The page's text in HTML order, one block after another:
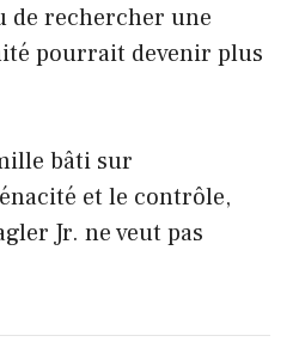
de rechercher une
pourrait devenir plus
bâti sur
et le contrôle,
Jr. ne veut pas